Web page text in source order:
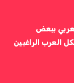
ببعض
العرب الراغبين